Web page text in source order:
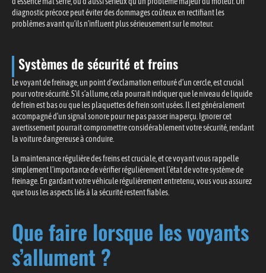
diagnostic précoce peut éviter des dommages coûteux en rectifiant les
problèmes avant qu’ils n’influent plus sérieusement sur le moteur.
Systèmes de sécurité et freins
Le voyant de freinage, un point d’exclamation entouré d’un cercle, est crucial
pour votre sécurité. S’il s’allume, cela pourrait indiquer que le niveau de liquide
de frein est bas ou que les plaquettes de frein sont usées. Il est généralement
accompagné d’un signal sonore pour ne pas passer inaperçu. Ignorer cet
avertissement pourrait compromettre considérablement votre sécurité, rendant
la voiture dangereuse à conduire.
La maintenance régulière des freins est cruciale, et ce voyant vous rappelle
simplement l’importance de vérifier régulièrement l’état de votre système de
freinage. En gardant votre véhicule régulièrement entretenu, vous vous assurez
que tous les aspects liés à la sécurité restent fiables.
Que faire lorsque les voyants
s’allument ?